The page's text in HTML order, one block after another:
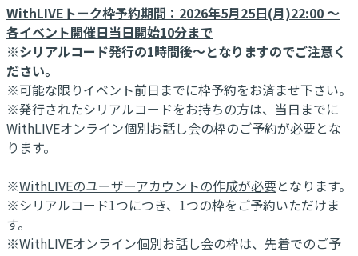
WithLIVEトーク枠予約期間：2026年5月25日(月)22:00 ～
各イベント開催日当日開始10分まで
※シリアルコード発行の1時間後～となりますのでご注意く
ださい。
※可能な限りイベント前日までに枠予約をお済ませ下さい。
※発行されたシリアルコードをお持ちの方は、当日までに
WithLIVEオンライン個別お話し会の枠のご予約が必要とな
ります。
※WithLIVEのユーザーアカウントの作成が必要となります。
※シリアルコード1つにつき、1つの枠をご予約いただけま
す。
※WithLIVEオンライン個別お話し会の枠は、先着でのご予